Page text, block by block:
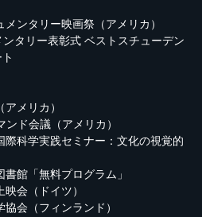
ンタリー映画祭（アメリカ）
タリー表彰式 ベストスチューデン
メリカ）
ド会議（アメリカ）
科学実践セミナー：文化の視覚的
館「無料プログラム」
会（ドイツ）
会（フィンランド）